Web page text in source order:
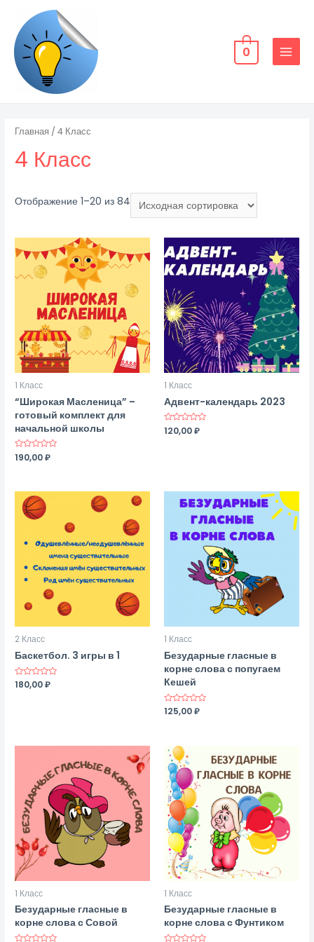
содержимому
0
MAIN
Главная / 4 Класс
4 Класс
Отображение 1–20 из 84
1 Класс
“Широкая Масленица” –
готовый комплект для
начальной школы
Оценка
0
190,00₽
1 Класс
Адвент-календарь 2023
Оценка
0
120,00₽
2 Класс
Баскетбол. 3 игры в 1
Оценка
180,00₽
1 Класс
Безударные гласные в
корне слова с попугаем
Кешей
Оценка
125,00₽
1 Класс
Безударные гласные в
корне слова с Совой
1 Класс
Безударные гласные в
корне слова с Фунтиком